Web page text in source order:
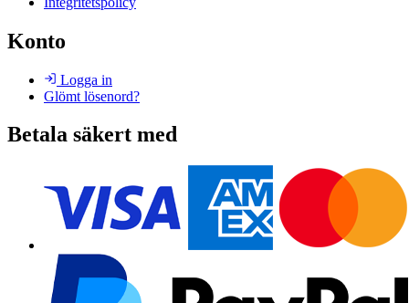
Konto
Logga in
Glömt lösenord?
Betala säkert med